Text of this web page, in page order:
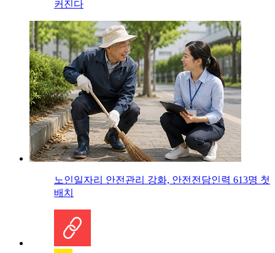
커진다
노인일자리 안전관리 강화, 안전전담인력 613명 첫
배치